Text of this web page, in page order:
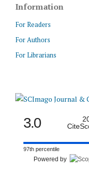
Information
For Readers
For Authors
For Librarians
3.0
97th percentile
Powered by